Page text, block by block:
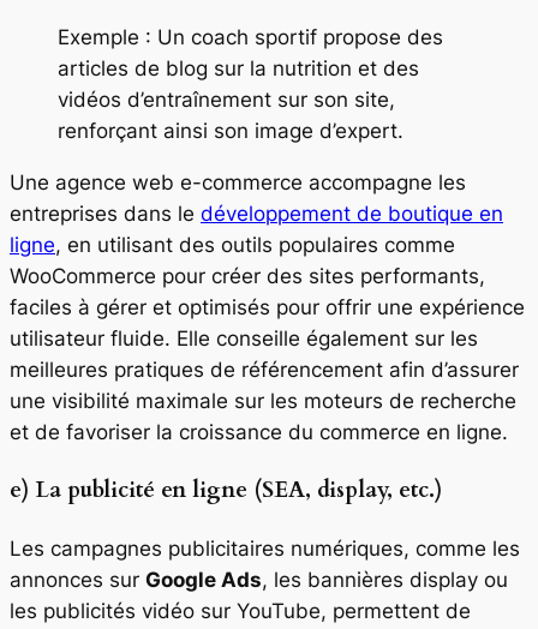
Exemple : Un coach sportif propose des
articles de blog sur la nutrition et des
vidéos d’entraînement sur son site,
renforçant ainsi son image d’expert.
Une agence web e-commerce accompagne les
entreprises dans le développement de boutique en
ligne, en utilisant des outils populaires comme
WooCommerce pour créer des sites performants,
faciles à gérer et optimisés pour offrir une expérience
utilisateur fluide. Elle conseille également sur les
meilleures pratiques de référencement afin d’assurer
une visibilité maximale sur les moteurs de recherche
et de favoriser la croissance du commerce en ligne.
e) La publicité en ligne (SEA, display, etc.)
Les campagnes publicitaires numériques, comme les
annonces sur Google Ads, les bannières display ou
les publicités vidéo sur YouTube, permettent de